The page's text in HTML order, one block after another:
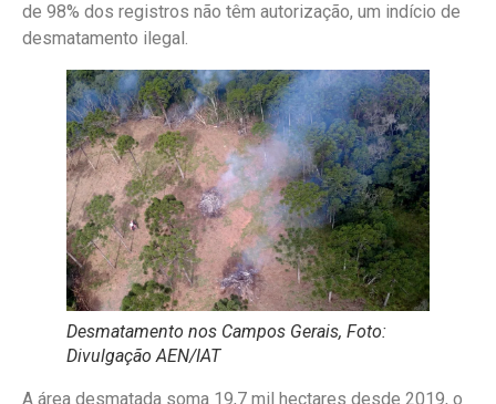
de 98% dos registros não têm autorização, um indício de
desmatamento ilegal.
Desmatamento nos Campos Gerais, Foto:
Divulgação AEN/IAT
A área desmatada soma 19,7 mil hectares desde 2019, o